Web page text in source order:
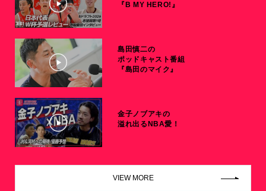
『B MY HERO!』
島田慎二の
ポッドキャスト番組
『島田のマイク』
金子ノブアキの
溢れ出るNBA愛！
VIEW MORE